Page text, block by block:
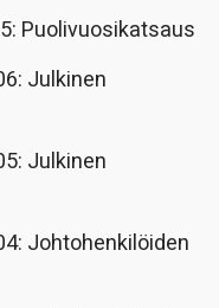
Puolivuosikatsaus
Julkinen
Julkinen
Johtohenkilöiden